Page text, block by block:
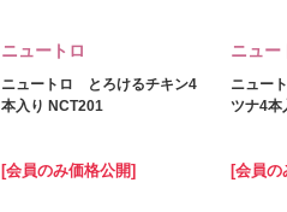
ニュートロ
ニュートロ とろけるチキン4
本入り NCT201
[会員のみ価格公開]
ニュー
ニュー
ツナ4本
[会員の